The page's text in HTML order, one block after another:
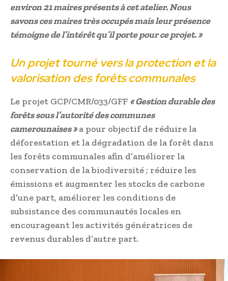
environ 21 maires présents à cet atelier. Nous
savons ces maires très occupés mais leur présence
témoigne de l’intérêt qu’il porte pour ce projet. »
Un projet tourné vers la protection et la
valorisation des forêts communales
Le projet GCP/CMR/033/GFF « Gestion durable des
forêts sous l’autorité des communes
camerounaises »a pour objectif de réduire la
déforestation et la dégradation de la forêt dans
les forêts communales afin d’améliorer la
conservation de la biodiversité ; réduire les
émissions et augmenter les stocks de carbone
d’une part, améliorer les conditions de
subsistance des communautés locales en
encourageant les activités génératrices de
revenus durables d’autre part.